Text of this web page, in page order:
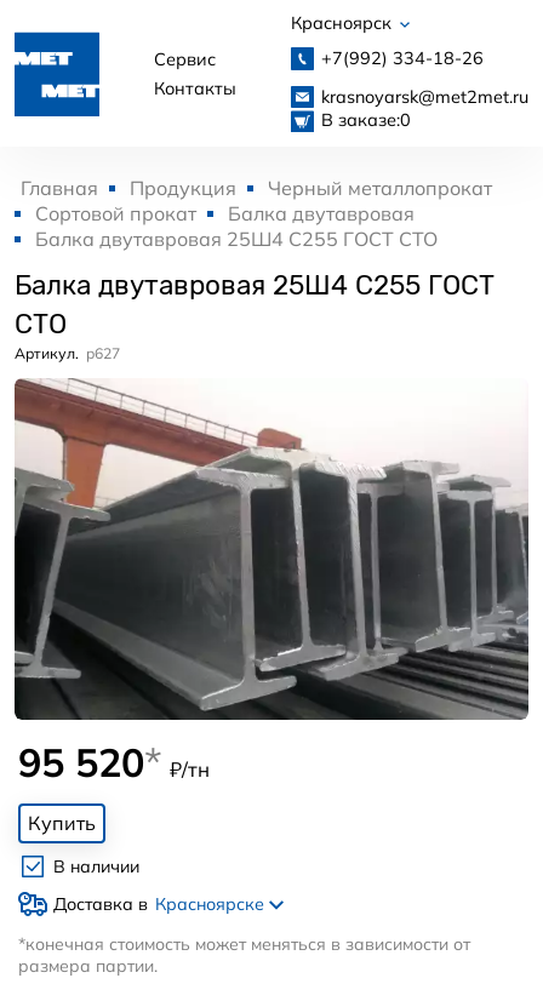
Сервис
Контакты
Красноярск
+7(992) 334-18-26
krasnoyarsk@met2met.ru
В заказе:0
Главная Продукция
Черный металлопрокат
Сортовой прокат
Балка двутавровая
Балка двутавровая 25Ш4 С255 ГОСТ СТО
Балка двутавровая 25Ш4 С255 ГОСТ
СТО
Артикул. p627
95 520* ₽/тн
Купить
В наличии
Доставка в Красноярске
*конечная стоимость может меняться в зависимости от
размера партии.